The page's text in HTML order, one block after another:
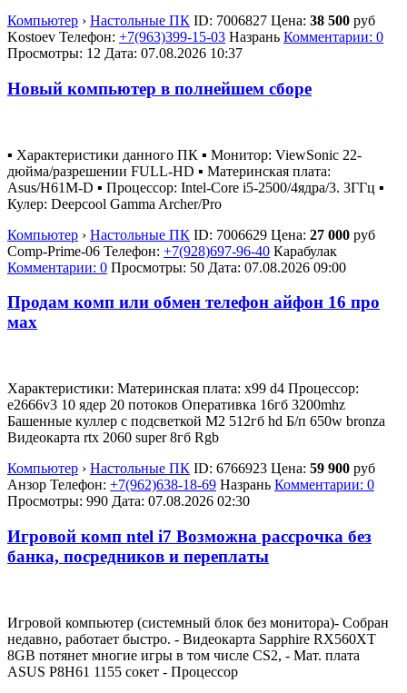
Компьютер › Настольные ПК ID: 7006827 Цена: 38 500 руб
Kostoev Телефон: +7(963)399-15-03 Назрань Комментарии: 0
Просмотры: 12 Дата: 07.08.2026 10:37
Новый компьютер в полнейшем сборе
▪ Характеристики данного ПК ▪ Монитор: ViewSonic 22-
дюйма/разрешении FULL-HD ▪ Материнская плата:
Asus/H61M-D ▪ Процессор: Intel-Core i5-2500/4ядра/3. 3ГГц ▪
Кулер: Deepcool Gamma Archer/Pro
Компьютер › Настольные ПК ID: 7006629 Цена: 27 000 руб
Comp-Prime-06 Телефон: +7(928)697-96-40 Карабулак
Комментарии: 0 Просмотры: 50 Дата: 07.08.2026 09:00
Продам комп или обмен телефон айфон 16 про
мах
Характеристики: Материнская плата: x99 d4 Процессор:
е2666v3 10 ядер 20 потоков Оперативка 16гб 3200mhz
Башенные куллер с подсветкой M2 512гб hd Б/п 650w bronza
Видеокарта rtx 2060 super 8гб Rgb
Компьютер › Настольные ПК ID: 6766923 Цена: 59 900 руб
Анзор Телефон: +7(962)638-18-69 Назрань Комментарии: 0
Просмотры: 990 Дата: 07.08.2026 02:30
Игровой комп ntel i7 Возможна рассрочка без
банка, посредников и переплаты
Игровой компьютер (системный блок без монитора)- Собран
недавно, работает быстро. - Видеокарта Sapphire RX560XT
8GB потянет многие игры в том числе CS2, - Мат. плата
ASUS P8H61 1155 сокет - Процессор